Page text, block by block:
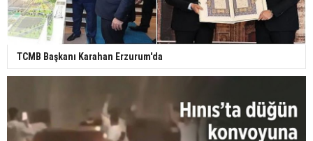
TCMB Başkanı Karahan Erzurum'da